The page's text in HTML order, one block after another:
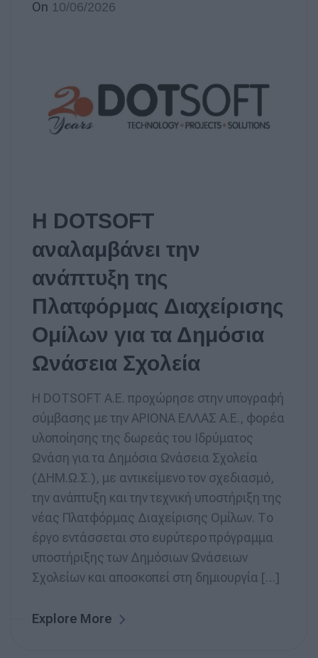
On 10/06/2026
Η DOTSOFT
αναλαμβάνει την
ανάπτυξη της
Πλατφόρμας Διαχείρισης
Ομίλων για τα Δημόσια
Ωνάσεια Σχολεία
Η DOTSOFT Α.Ε. προχώρησε στην υπογραφή
σύμβασης με την ΑΡΙΟΝΑ ΕΛΛΑΣ Α.Ε., φορέα
υλοποίησης της δωρεάς του Ιδρύματος
Ωνάση για τα Δημόσια Ωνάσεια Σχολεία
(ΔΗΜ.Ω.Σ.), με αντικείμενο τον σχεδιασμό,
την ανάπτυξη και την τεχνική υποστήριξη της
νέας Πλατφόρμας Διαχείρισης Ομίλων. Το
έργο εντάσσεται στο ευρύτερο πρόγραμμα
υποστήριξης των Δημόσιων Ωνάσειων
Σχολείων και αποσκοπεί στη δημιουργία […]
Explore More